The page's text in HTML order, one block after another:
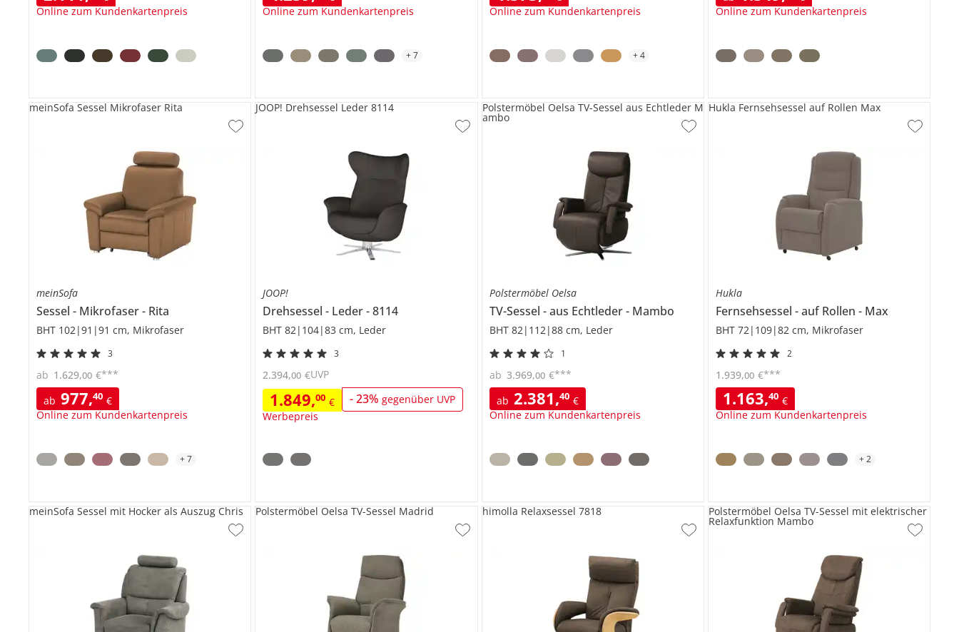
Online zum Kundenkartenpreis
Online zum Kundenkartenpreis
+7
Online zum Kundenkartenpreis
+4
Online zum Kundenkartenpreis
meinSofa
Sessel Mikrofaser Rita
BHT 102|91|91 cm, Mikrofaser
3
ab 977,40 €
Online zum Kundenkartenpreis
ab 1.629,00 €***
meinSofa Sessel Mikrofaser Rita
+7
JOOP!
Drehsessel Leder 8114
BHT 82|104|83 cm, Leder
3
1.849,00 € -23%gegenüber UVP
Werbepreis
2.394,00 €UVP
JOOP! Drehsessel Leder 8114
Polstermöbel Oelsa
TV-Sessel aus Echtleder Mambo
BHT 82|112|88 cm, Leder
1
ab 2.381,40 €
Online zum Kundenkartenpreis
ab 3.969,00 €***
Polstermöbel Oelsa TV-Sessel aus Echtleder M
ambo
Hukla
Fernsehsessel auf Rollen Max
BHT 72|109|82 cm, Mikrofaser
2
1.163,40 €
Online zum Kundenkartenpreis
1.939,00 €***
Hukla Fernsehsessel auf Rollen Max
+2
meinSofa Sessel mit Hocker als Auszug Chris Polstermöbel Oelsa TV-Sessel Madrid himolla Relaxsessel 7818 Polstermöbel Oelsa TV-Sessel mit elektrischer
Relaxfunktion Mambo